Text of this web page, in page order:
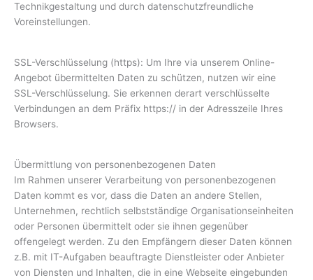
Technikgestaltung und durch datenschutzfreundliche
Voreinstellungen.
SSL-Verschlüsselung (https): Um Ihre via unserem Online-
Angebot übermittelten Daten zu schützen, nutzen wir eine
SSL-Verschlüsselung. Sie erkennen derart verschlüsselte
Verbindungen an dem Präfix https:// in der Adresszeile Ihres
Browsers.
Übermittlung von personenbezogenen Daten
Im Rahmen unserer Verarbeitung von personenbezogenen
Daten kommt es vor, dass die Daten an andere Stellen,
Unternehmen, rechtlich selbstständige Organisationseinheiten
oder Personen übermittelt oder sie ihnen gegenüber
offengelegt werden. Zu den Empfängern dieser Daten können
z.B. mit IT-Aufgaben beauftragte Dienstleister oder Anbieter
von Diensten und Inhalten, die in eine Webseite eingebunden